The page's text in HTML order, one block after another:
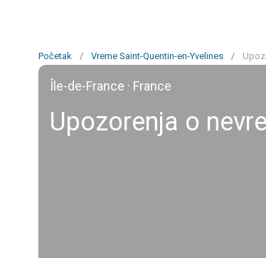
Početak / Vreme Saint-Quentin-en-Yvelines /
Île-de-France · France
Upozorenja o